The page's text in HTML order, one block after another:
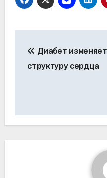
по
Диабет изменяет
структуру сердца